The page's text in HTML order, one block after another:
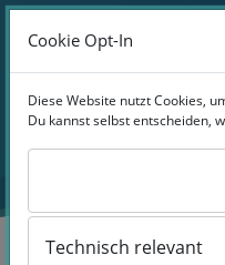
Zum Hauptinhalt
Website-Übersicht
Cookie Opt-In
Diese Website nutzt Cookies,
Du kannst selbst entscheiden,
Technisch relevant
Cookie Opt-In
Diese Website nutzt Cookies,
Du kannst selbst entscheiden,
Technisch relevant